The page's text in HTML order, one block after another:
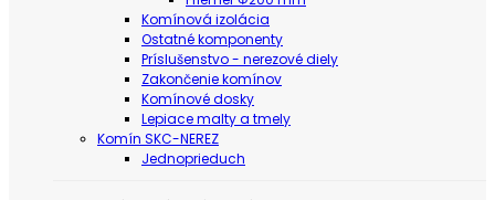
Komínová izolácia
Ostatné komponenty
Príslušenstvo - nerezové diely
Zakončenie komínov
Komínové dosky
Lepiace malty a tmely
Komín SKC-NEREZ
Jednoprieduch